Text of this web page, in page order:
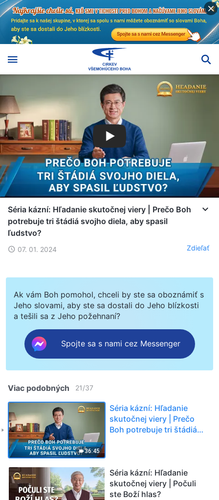
Séria kázní: Hľadanie skutočnej viery | Prečo Boh
potrebuje tri štádiá svojho diela, aby spasil
ľudstvo?
07. 01. 2024 Zdieľať
Ak vám Boh pomohol, chceli by ste sa oboznámiť s
Jeho slovami, aby ste sa dostali do Jeho blízkosti
a tešili sa z Jeho požehnaní?
Spojte sa s nami cez Messenger
Viac podobných 21/37
36:45
Séria kázní: Hľadanie
skutočnej viery | Prečo
Boh potrebuje tri štádiá
Séria kázní: Hľadanie
skutočnej viery | Počuli
ste Boží hlas?